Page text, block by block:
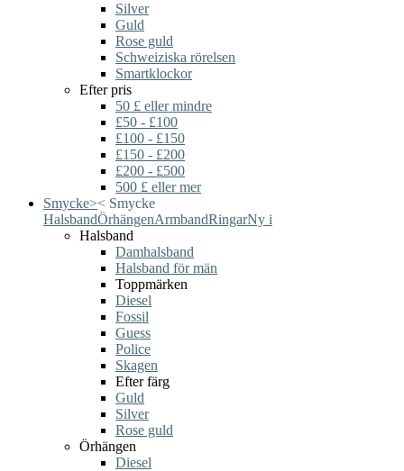
Silver
Guld
Rose guld
Schweiziska rörelsen
Smartklockor
Efter pris
50 £ eller mindre
£50 - £100
£100 - £150
£150 - £200
£200 - £500
500 £ eller mer
Smycke>< Smycke
HalsbandÖrhängenArmbandRingarNy i
Halsband
Damhalsband
Halsband för män
Toppmärken
Diesel
Fossil
Guess
Police
Skagen
Efter färg
Guld
Silver
Rose guld
Örhängen
Diesel